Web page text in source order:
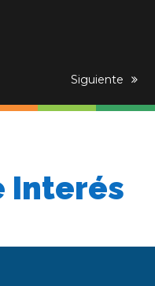
next
Siguiente
Interés